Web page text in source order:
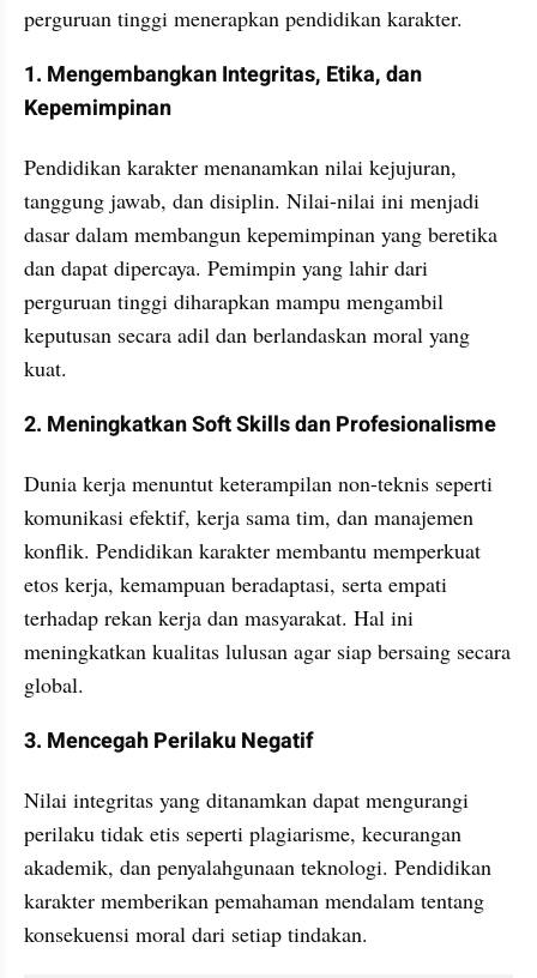
perguruan tinggi menerapkan pendidikan karakter.
1. Mengembangkan Integritas, Etika, dan
Kepemimpinan
Pendidikan karakter menanamkan nilai kejujuran,
tanggung jawab, dan disiplin. Nilai-nilai ini menjadi
dasar dalam membangun kepemimpinan yang beretika
dan dapat dipercaya. Pemimpin yang lahir dari
perguruan tinggi diharapkan mampu mengambil
keputusan secara adil dan berlandaskan moral yang
kuat.
2. Meningkatkan Soft Skills dan Profesionalisme
Dunia kerja menuntut keterampilan non-teknis seperti
komunikasi efektif, kerja sama tim, dan manajemen
konflik. Pendidikan karakter membantu memperkuat
etos kerja, kemampuan beradaptasi, serta empati
terhadap rekan kerja dan masyarakat. Hal ini
meningkatkan kualitas lulusan agar siap bersaing secara
global.
3. Mencegah Perilaku Negatif
Nilai integritas yang ditanamkan dapat mengurangi
perilaku tidak etis seperti plagiarisme, kecurangan
akademik, dan penyalahgunaan teknologi. Pendidikan
karakter memberikan pemahaman mendalam tentang
konsekuensi moral dari setiap tindakan.